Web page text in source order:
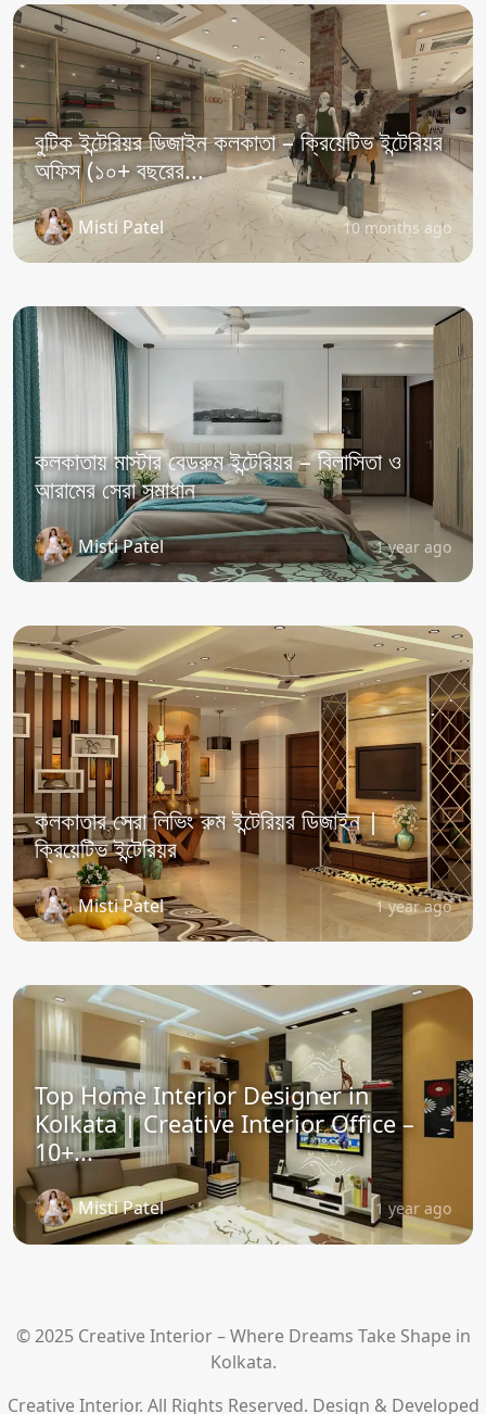
বুটিক ইন্টেরিয়র ডিজাইন কলকাতা – ক্রিয়েটিভ ইন্টেরিয়র
অফিস (১০+ বছরের...
Misti Patel 10 months ago
কলকাতায় মাস্টার বেডরুম ইন্টেরিয়র – বিলাসিতা ও
আরামের সেরা সমাধান
Misti Patel 1 year ago
কলকাতার সেরা লিভিং রুম ইন্টেরিয়র ডিজাইন |
ক্রিয়েটিভ ইন্টেরিয়র
Misti Patel 1 year ago
Top Home Interior Designer in
Kolkata | Creative Interior Office –
10+...
Misti Patel 1 year ago
© 2025 Creative Interior – Where Dreams Take Shape in
Kolkata.
Creative Interior. All Rights Reserved. Design & Developed